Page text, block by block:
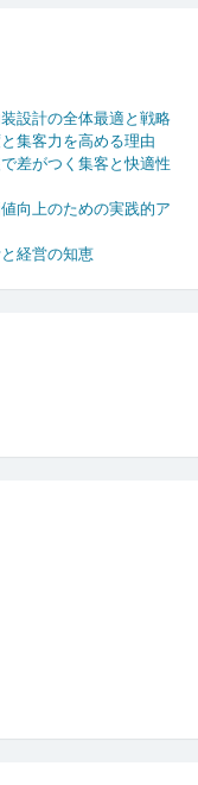
設計の全体最適と戦略
集客力を高める理由
差がつく集客と快適性
向上のための実践的ア
経営の知恵